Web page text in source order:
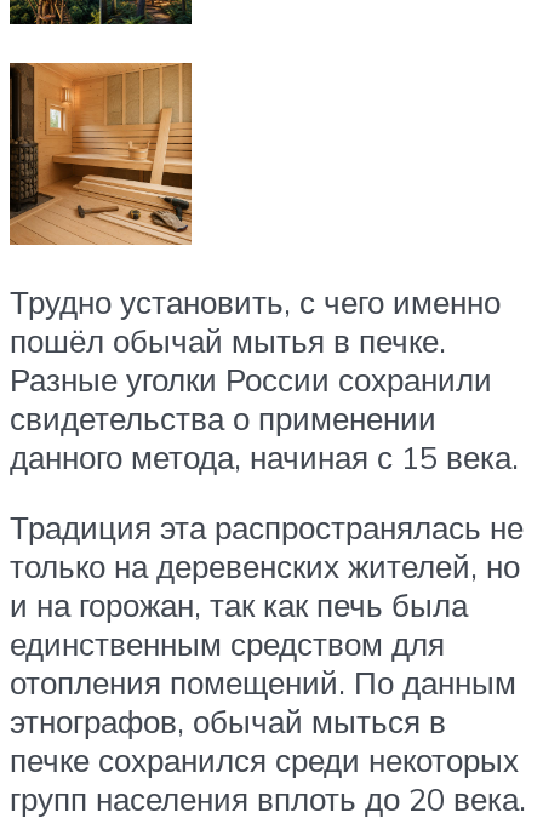
Трудно установить, с чего именно
пошёл обычай мытья в печке.
Разные уголки России сохранили
свидетельства о применении
данного метода, начиная с 15 века.
Традиция эта распространялась не
только на деревенских жителей, но
и на горожан, так как печь была
единственным средством для
отопления помещений. По данным
этнографов, обычай мыться в
печке сохранился среди некоторых
групп населения вплоть до 20 века.